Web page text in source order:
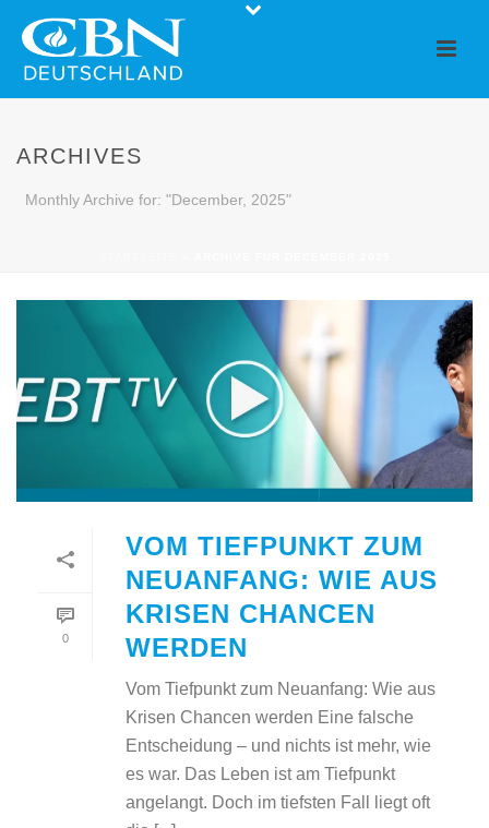
ARCHIVES
Monthly Archive for: "December, 2025"
0
VOM TIEFPUNKT ZUM
NEUANFANG: WIE AUS
KRISEN CHANCEN
WERDEN
Vom Tiefpunkt zum Neuanfang: Wie aus
Krisen Chancen werden Eine falsche
Entscheidung – und nichts ist mehr, wie
es war. Das Leben ist am Tiefpunkt
angelangt. Doch im tiefsten Fall liegt oft